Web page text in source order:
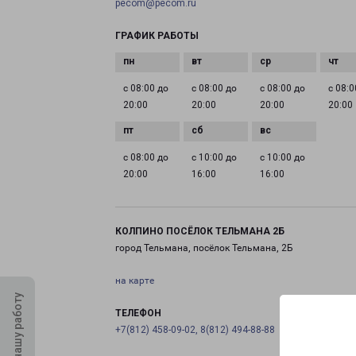
pecom@pecom.ru
ГРАФИК РАБОТЫ
с 08:00 до
20:00
с 08:00 до
20:00
с 08:00 до
20:00
с
20:00
с 08:00 до
20:00
с 10:00 до
16:00
с 10:00 до
16:00
КОЛПИНО ПОСЁЛОК ТЕЛЬМАНА 2Б
город Тельмана, посёлок Тельмана, 2Б
на карте
ТЕЛЕФОН
+7(812) 458-09-02, 8(812) 494-88-88